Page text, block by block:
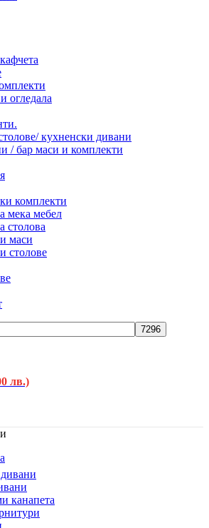
огледала
кухненски дивани
/ бар маси и комплекти
комплекти
мека мебел
столова
маси
столове
лв.)
канапета